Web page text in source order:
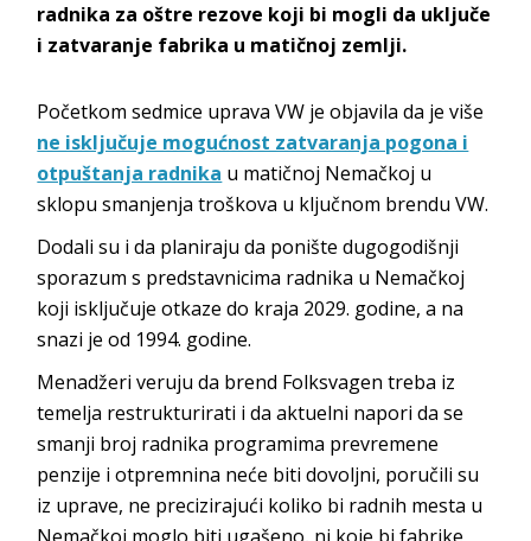
radnika za oštre rezove koji bi mogli da uključe
i zatvaranje fabrika u matičnoj zemlji.
Početkom sedmice uprava VW je objavila da je više
ne isključuje mogućnost zatvaranja pogona i
otpuštanja radnika u matičnoj Nemačkoj u
sklopu smanjenja troškova u ključnom brendu VW.
Dodali su i da planiraju da ponište dugogodišnji
sporazum s predstavnicima radnika u Nemačkoj
koji isključuje otkaze do kraja 2029. godine, a na
snazi je od 1994. godine.
Menadžeri veruju da brend Folksvagen treba iz
temelja restrukturirati i da aktuelni napori da se
smanji broj radnika programima prevremene
penzije i otpremnina neće biti dovoljni, poručili su
iz uprave, ne precizirajući koliko bi radnih mesta u